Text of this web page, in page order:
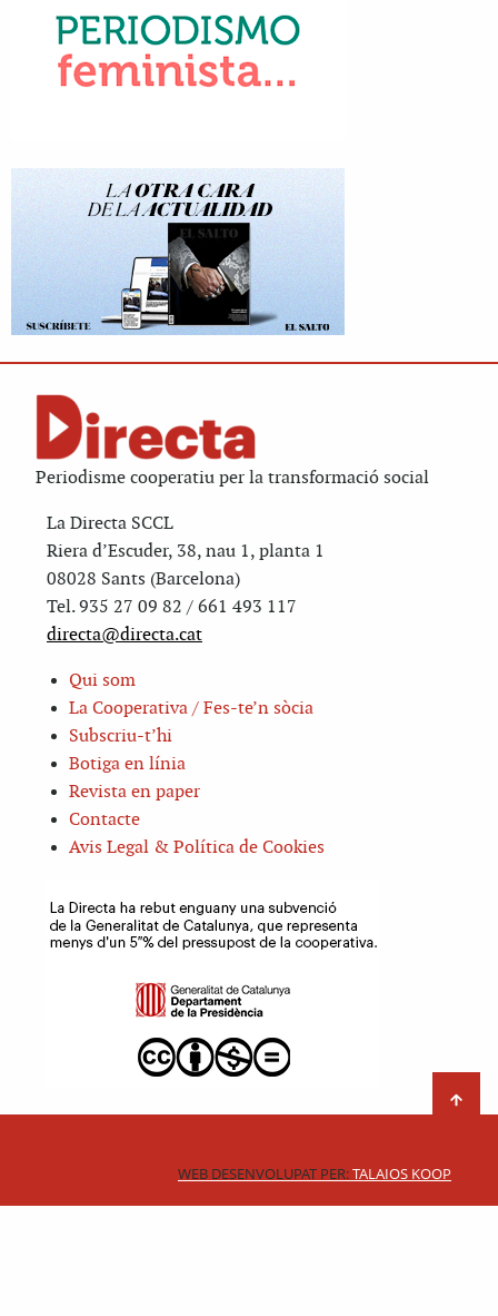
Periodisme cooperatiu per la transformació social
La Directa SCCL
Riera d’Escuder, 38, nau 1, planta 1
08028 Sants (Barcelona)
Tel. 935 27 09 82 / 661 493 117
directa@directa.cat
Qui som
La Cooperativa / Fes-te’n sòcia
Subscriu-t’hi
Botiga en línia
Revista en paper
Contacte
Avis Legal & Política de Cookies
WEB DESENVOLUPAT PER:TALAIOS KOOP